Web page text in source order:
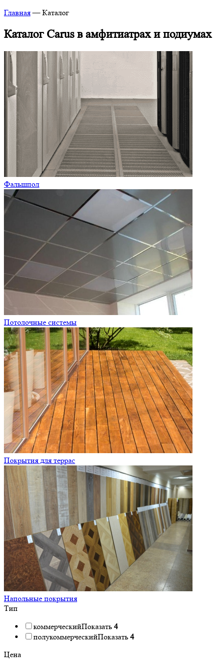
Главная — Каталог
Каталог Carus в амфитиатрах и подиумах
Фальшпол
Потолочные системы
Покрытия для террас
Напольные покрытия
Тип
коммерческийПоказать 4
полукоммерческийПоказать 4
Цена